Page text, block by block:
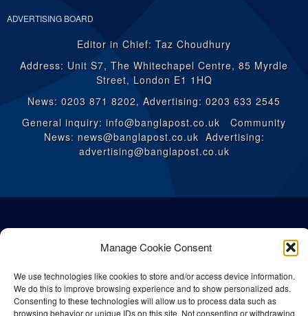
Manage Cookie Consent
We use technologies like cookies to store and/or access device information.
We do this to improve browsing experience and to show personalized ads.
Consenting to these technologies will allow us to process data such as
browsing behavior or unique IDs on this site. Not consenting or withdrawing
ADVERTISING BOARD
Editor in Chief: Taz Choudhury
Address: Unit S7, The Whitechapel Centre, 85 Myrdle
Street, London E1 1HQ
News: 0203 871 8202, Advertising: 0203 633 2545
General inquiry: info@banglapost.co.uk Community
News: news@banglapost.co.uk Advertising:
advertising@banglapost.co.uk